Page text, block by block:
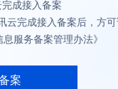
成接入备案
云完成接入备案后，方
服务备案管理办法》
案